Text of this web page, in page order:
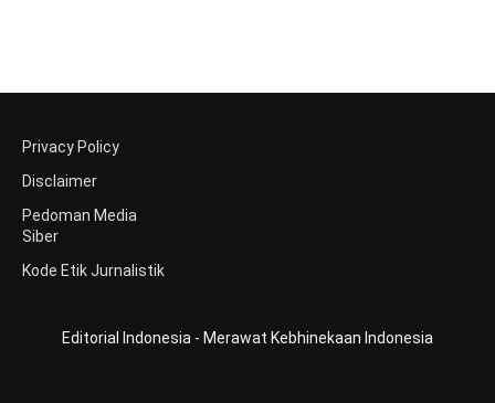
Privacy Policy
Disclaimer
Pedoman Media
Siber
Kode Etik Jurnalistik
Editorial Indonesia - Merawat Kebhinekaan Indonesia